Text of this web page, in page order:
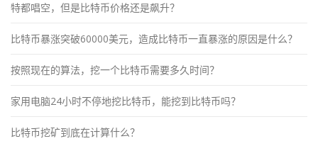
特都唱空，但是比特币价格还是飙升？
比特币暴涨突破60000美元，造成比特币一直暴涨的原因是什么？
按照现在的算法，挖一个比特币需要多久时间？
家用电脑24小时不停地挖比特币，能挖到比特币吗？
比特币挖矿到底在计算什么？